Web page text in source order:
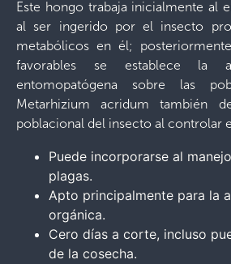
Este hongo trabaja inicialmente al
al ser ingerido por el insecto
metabólicos en él;
favorables se establece la
entomopatógena sobre las
Metarhizium acridum también
poblacional del insecto al controlar
Puede incorporarse al
plagas.
Apto principalmente para la
orgánica.
Cero días a corte, incluso
de la cosecha.